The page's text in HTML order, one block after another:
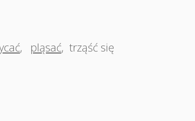
, pląsać, trząść się